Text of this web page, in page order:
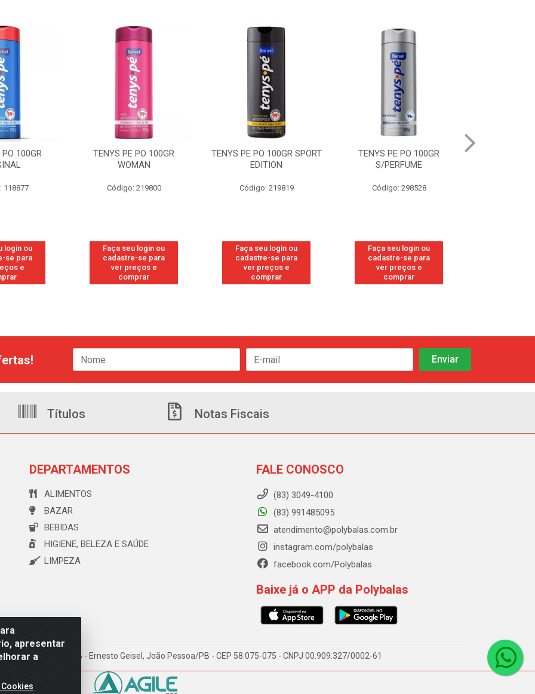
ou
TENYS PE PO 100GR
WOMAN
Código: 219800
Faça seu login ou
cadastre-se para
ver preços e
comprar
TENYS PE PO 100GR SPORT
EDITION
Código: 219819
Faça seu login ou
cadastre-se para
ver preços e
comprar
TENYS PE PO 100GR
S/PERFUME
Código: 298528
Faça seu login ou
cadastre-se para
ver preços e
comprar
TENYS PE PO
apresentar
a
Títulos Notas Fiscais
DEPARTAMENTOS
ALIMENTOS
BAZAR
BEBIDAS
HIGIENE, BELEZA E SAÚDE
LIMPEZA
FALE CONOSCO
(83) 3049-4100
(83) 991485095
atendimento@polybalas.com.br
instagram.com/polybalas
facebook.com/Polybalas
Baixe já o APP da Polybalas
173 Galpão B - Ernesto Geisel, João Pessoa/PB - CEP 58.075-075 - CNPJ 00.909.327/0002-61